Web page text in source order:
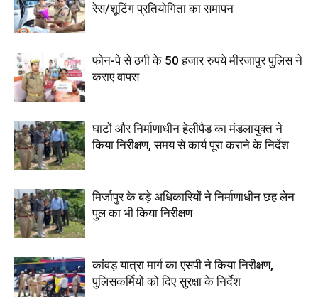
रेस/शूटिंग प्रतियोगिता का समापन
फोन-पे से ठगी के 50 हजार रुपये मीरजापुर पुलिस ने
कराए वापस
घाटों और निर्माणाधीन हेलीपैड का मंडलायुक्त ने
किया निरीक्षण, समय से कार्य पूरा कराने के निर्देश
मिर्जापुर के बड़े अधिकारियों ने निर्माणाधीन छह लेन
पुल का भी किया निरीक्षण
कांवड़ यात्रा मार्ग का एसपी ने किया निरीक्षण,
पुलिसकर्मियों को दिए सुरक्षा के निर्देश